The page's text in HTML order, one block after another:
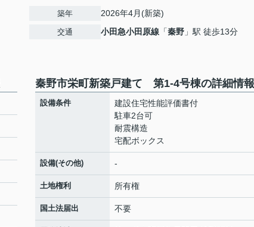
築年 2026年4月(新築)
交通 小田急小田原線 「秦野 」駅 徒歩13分
秦野市栄町新築戸建て 第1-4号棟の詳細情報
設備条件
建設住宅性能評価書付
駐車2台可
耐震構造
宅配ボックス
設備(その他) -
土地権利 所有権
国土法届出 不要